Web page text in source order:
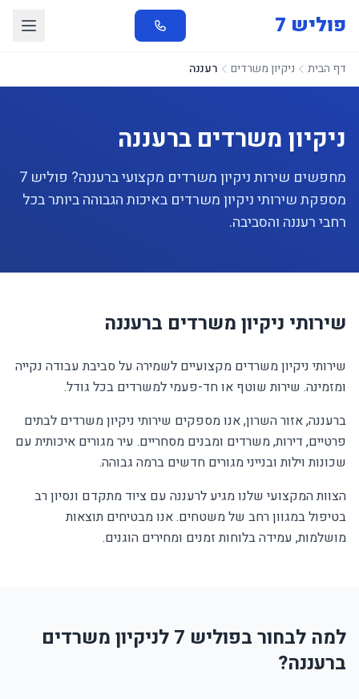
פוליש 7
דף הבית ניקיון משרדים רעננה
ניקיון משרדים ברעננה
מחפשים שירות ניקיון משרדים מקצועי ברעננה? פוליש 7
מספקת שירותי ניקיון משרדים באיכות הגבוהה ביותר בכל
רחבי רעננה והסביבה.
שירותי ניקיון משרדים ברעננה
שירותי ניקיון משרדים מקצועיים לשמירה על סביבת עבודה נקייה
ומזמינה. שירות שוטף או חד-פעמי למשרדים בכל גודל.
ברעננה, אזור השרון, אנו מספקים שירותי ניקיון משרדים לבתים
פרטיים, דירות, משרדים ומבנים מסחריים. עיר מגורים איכותית עם
שכונות וילות ובנייני מגורים חדשים ברמה גבוהה.
הצוות המקצועי שלנו מגיע לרעננה עם ציוד מתקדם ונסיון רב
בטיפול במגוון רחב של משטחים. אנו מבטיחים תוצאות
מושלמות, עמידה בלוחות זמנים ומחירים הוגנים.
למה לבחור בפוליש 7 לניקיון משרדים
ברעננה?